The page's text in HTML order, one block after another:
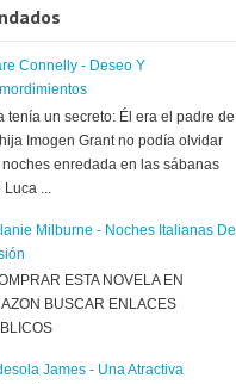
Connelly - Deseo Y
tenía un secreto: Él era el padre de
Imogen Grant no podía olvidar
enredada en las sábanas
...
Milburne - Noches Italianas De
ESTA NOVELA EN
BUSCAR ENLACES
James - Una Atractiva